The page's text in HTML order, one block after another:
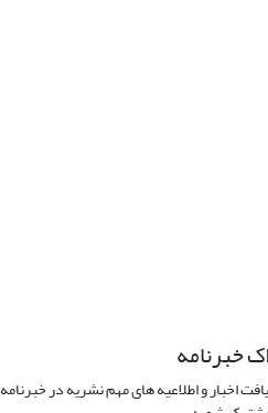
خبرنامه
اخبار و اطلاعیه های مهم نشریه در خبرنامه